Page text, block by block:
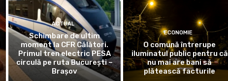
ACTUAL
Schimbare de ultim
moment la CFR Călători.
Primul tren electric PESA
circulă pe ruta București –
Brașov
ECONOMIE
O comună întrerupe
iluminatul public pentru că
nu mai are bani să
plătească facturile